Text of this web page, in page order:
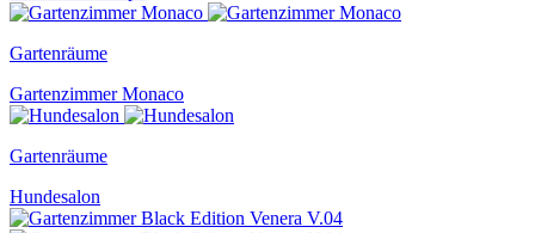
Gartenräume
Gartenzimmer Monaco
Gartenräume
Hundesalon